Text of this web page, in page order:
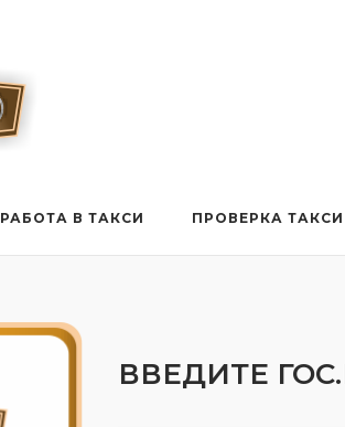
РАБОТА В ТАКСИ ПРОВЕРКА ТАКСИ
ВВЕДИТЕ